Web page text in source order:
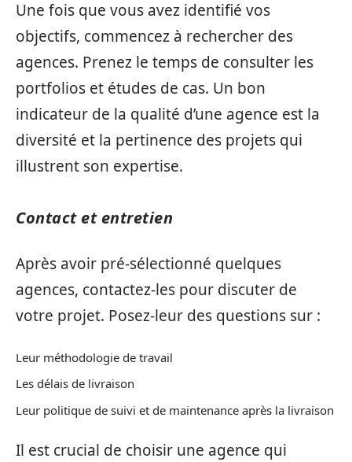
Une fois que vous avez identifié vos
objectifs, commencez à rechercher des
agences. Prenez le temps de consulter les
portfolios et études de cas. Un bon
indicateur de la qualité d’une agence est la
diversité et la pertinence des projets qui
illustrent son expertise.
Contact et entretien
Après avoir pré-sélectionné quelques
agences, contactez-les pour discuter de
votre projet. Posez-leur des questions sur :
Leur méthodologie de travail
Les délais de livraison
Leur politique de suivi et de maintenance après la livraison
Il est crucial de choisir une agence qui